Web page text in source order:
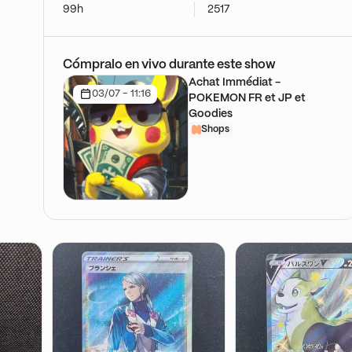
99h 2517
Cómpralo en vivo durante este show
03/07 - 11:16
Achat Immédiat -
POKEMON FR et JP et
Goodies
Shops